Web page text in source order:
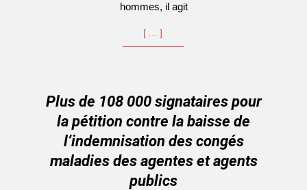
hommes, il agit
[…]
Plus de 108 000 signataires pour
la pétition contre la baisse de
l’indemnisation des congés
maladies des agentes et agents
publics